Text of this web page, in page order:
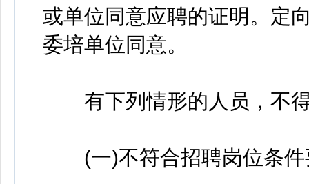
或单位同意应聘的证明。定
委培单位同意。
有下列情形的人员，不
(一)不符合招聘岗位条件